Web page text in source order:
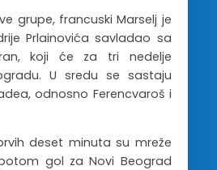
grupe, francuski Marselj je
Prlainovića savladao sa
koji će za tri nedelje
U sredu se sastaju
odnosno Ferencvaroš i
deset minuta su mreže
gol za Novi Beograd